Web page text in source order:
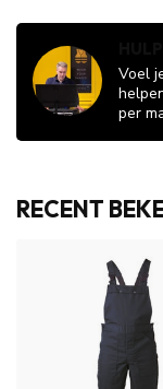
Voel
per
RECENT